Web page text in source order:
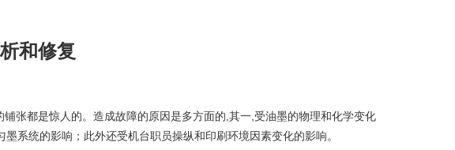
和修复
张都是惊人的。造成故障的原因是多方面的,其一,受油墨的物理和化学变化
系统的影响；此外还受机台职员操纵和印刷环境因素变化的影响。